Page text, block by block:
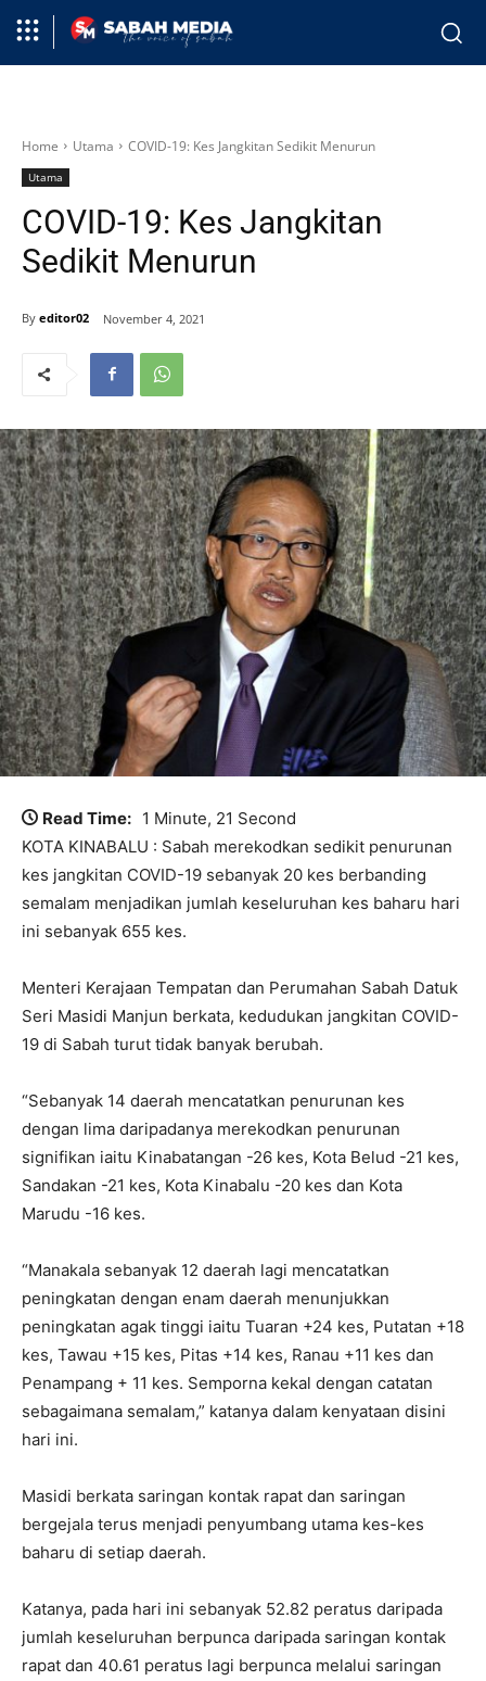
Home Utama COVID-19: Kes Jangkitan Sedikit Menurun
Utama
COVID-19: Kes Jangkitan
Sedikit Menurun
By editor02 November 4, 2021
Read Time: 1 Minute, 21 Second
KOTA KINABALU : Sabah merekodkan sedikit penurunan
kes jangkitan COVID-19 sebanyak 20 kes berbanding
semalam menjadikan jumlah keseluruhan kes baharu hari
ini sebanyak 655 kes.
Menteri Kerajaan Tempatan dan Perumahan Sabah Datuk
Seri Masidi Manjun berkata, kedudukan jangkitan COVID-
19 di Sabah turut tidak banyak berubah.
“Sebanyak 14 daerah mencatatkan penurunan kes
dengan lima daripadanya merekodkan penurunan
signifikan iaitu Kinabatangan -26 kes, Kota Belud -21 kes,
Sandakan -21 kes, Kota Kinabalu -20 kes dan Kota
Marudu -16 kes.
“Manakala sebanyak 12 daerah lagi mencatatkan
peningkatan dengan enam daerah menunjukkan
peningkatan agak tinggi iaitu Tuaran +24 kes, Putatan +18
kes, Tawau +15 kes, Pitas +14 kes, Ranau +11 kes dan
Penampang + 11 kes. Semporna kekal dengan catatan
sebagaimana semalam,” katanya dalam kenyataan disini
hari ini.
Masidi berkata saringan kontak rapat dan saringan
bergejala terus menjadi penyumbang utama kes-kes
baharu di setiap daerah.
Katanya, pada hari ini sebanyak 52.82 peratus daripada
jumlah keseluruhan berpunca daripada saringan kontak
rapat dan 40.61 peratus lagi berpunca melalui saringan